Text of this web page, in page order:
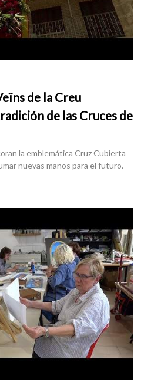
de la Creu
de las Cruces de
la emblemática Cruz Cubierta
nuevas manos para el futuro.